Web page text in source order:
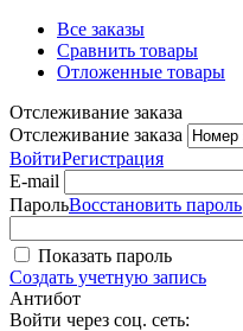
Все заказы
Сравнить товары
Отложенные товары
Отслеживание заказа
Отслеживание заказа
ВойтиРегистрация
E-mail
ПарольВосстановить пароль
Показать пароль
Создать учетную запись
Антибот
Войти через соц. сеть: